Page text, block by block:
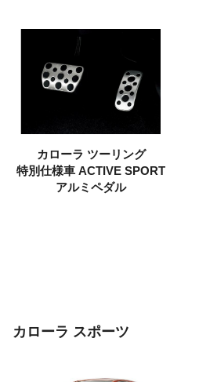
カローラ ツーリング
特別仕様車 ACTIVE SPORT
アルミペダル
カローラ スポーツ